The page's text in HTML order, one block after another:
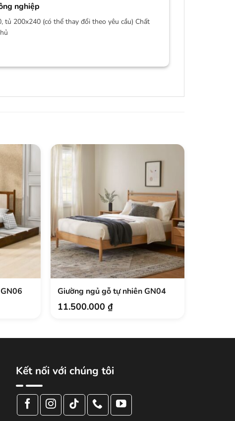
nghiệp
tủ 200x240 (có thể thay đổi theo yêu cầu) Chất
Giường ngủ gỗ tự nhiên GN04
11.500.000₫
Kết nối với chúng tôi